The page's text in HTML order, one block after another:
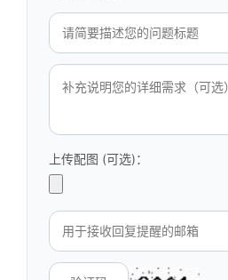
上传配图 (可选)：